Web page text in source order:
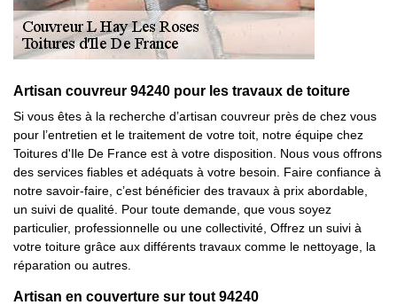
Artisan couvreur 94240 pour les travaux de toiture
Si vous êtes à la recherche d’artisan couvreur près de chez vous
pour l’entretien et le traitement de votre toit, notre équipe chez
Toitures d'Ile De France est à votre disposition. Nous vous offrons
des services fiables et adéquats à votre besoin. Faire confiance à
notre savoir-faire, c’est bénéficier des travaux à prix abordable,
un suivi de qualité. Pour toute demande, que vous soyez
particulier, professionnelle ou une collectivité, Offrez un suivi à
votre toiture grâce aux différents travaux comme le nettoyage, la
réparation ou autres.
Artisan en couverture sur tout 94240